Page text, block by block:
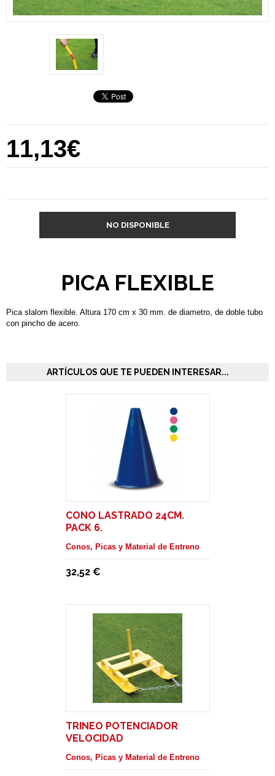
11,13€
NO DISPONIBLE
PICA FLEXIBLE
Pica slalom flexible. Altura 170 cm x 30 mm. de diametro, de doble tubo
con pincho de acero.
ARTÍCULOS QUE TE PUEDEN INTERESAR...
CONO LASTRADO 24CM.
PACK 6.
Conos, Picas y Material de Entreno
32,52 €
TRINEO POTENCIADOR
VELOCIDAD
Conos, Picas y Material de Entreno